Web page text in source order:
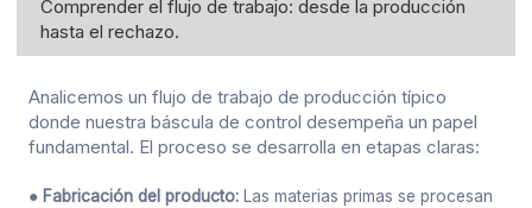
Comprender el flujo de trabajo: desde la producción
hasta el rechazo.
Analicemos un flujo de trabajo de producción típico
donde nuestra báscula de control desempeña un papel
fundamental. El proceso se desarrolla en etapas claras:
● Fabricación del producto: Las materias primas se procesan